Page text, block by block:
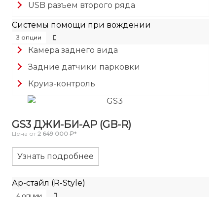
USB разъем второго ряда
Системы помощи при вождении
3 опции
Камера заднего вида
Задние датчики парковки
Круиз-контроль
GS3 ДЖИ-БИ-АР (GB-R)
Цена от 2 649 000 ₽*
Узнать подробнее
Ар-стайл (R-Style)
4 опции